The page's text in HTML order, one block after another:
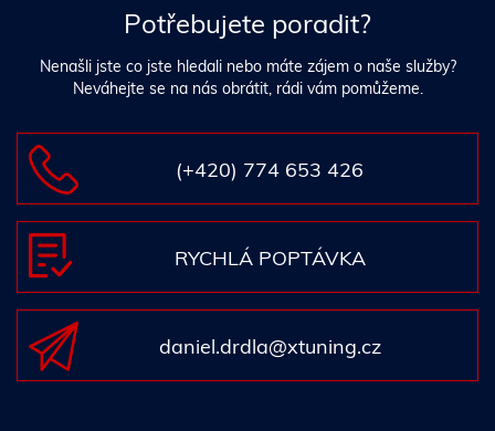
Potřebujete poradit?
Nenašli jste co jste hledali nebo máte zájem o naše služby?
Neváhejte se na nás obrátit, rádi vám pomůžeme.
(+420) 774 653 426
RYCHLÁ POPTÁVKA
daniel.drdla@xtuning.cz